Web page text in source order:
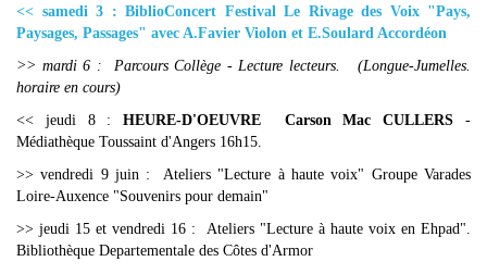
<< samedi 3 : BiblioConcert Festival Le Rivage des Voix "Pays,
Paysages, Passages" avec A.Favier Violon et E.Soulard Accordéon
>> mardi 6 : Parcours Collège - Lecture lecteurs. (Longue-Jumelles.
horaire en cours)
<< jeudi 8 :HEURE-D'OEUVRE Carson Mac CULLERS-
Médiathèque Toussaint d'Angers 16h15.
>> vendredi 9 juin : Ateliers "Lecture à haute voix" Groupe Varades
Loire-Auxence "Souvenirs pour demain"
>> jeudi 15 et vendredi 16 : Ateliers "Lecture à haute voix en Ehpad".
Bibliothèque Departementale des Côtes d'Armor